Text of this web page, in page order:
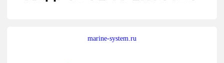
marine-system.ru